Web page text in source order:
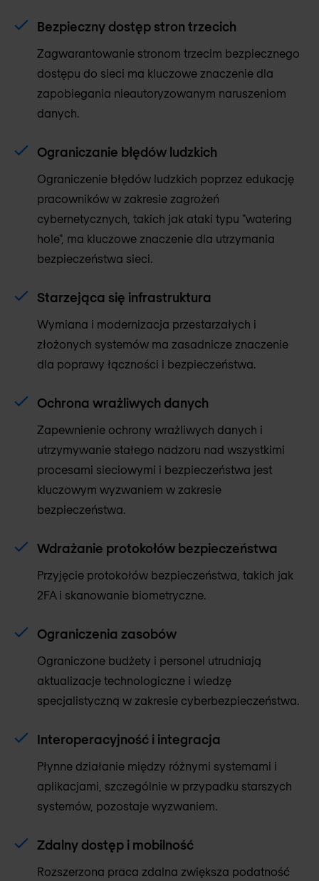
Bezpieczny dostęp stron trzecich
Zagwarantowanie stronom trzecim bezpiecznego
dostępu do sieci ma kluczowe znaczenie dla
zapobiegania nieautoryzowanym naruszeniom
danych.
Ograniczanie błędów ludzkich
Ograniczenie błędów ludzkich poprzez edukację
pracowników w zakresie zagrożeń
cybernetycznych, takich jak ataki typu "watering
hole", ma kluczowe znaczenie dla utrzymania
bezpieczeństwa sieci.
Starzejąca się infrastruktura
Wymiana i modernizacja przestarzałych i
złożonych systemów ma zasadnicze znaczenie
dla poprawy łączności i bezpieczeństwa.
Ochrona wrażliwych danych
Zapewnienie ochrony wrażliwych danych i
utrzymywanie stałego nadzoru nad wszystkimi
procesami sieciowymi i bezpieczeństwa jest
kluczowym wyzwaniem w zakresie
bezpieczeństwa.
Wdrażanie protokołów bezpieczeństwa
Przyjęcie protokołów bezpieczeństwa, takich jak
2FA i skanowanie biometryczne.
Ograniczenia zasobów
Ograniczone budżety i personel utrudniają
aktualizacje technologiczne i wiedzę
specjalistyczną w zakresie cyberbezpieczeństwa.
Interoperacyjność i integracja
Płynne działanie między różnymi systemami i
aplikacjami, szczególnie w przypadku starszych
systemów, pozostaje wyzwaniem.
Zdalny dostęp i mobilność
Rozszerzona praca zdalna zwiększa podatność